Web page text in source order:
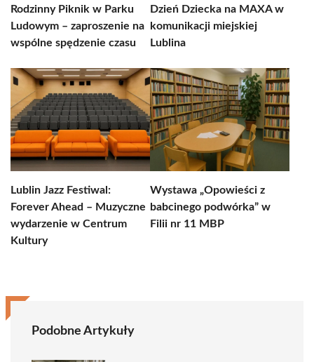
Rodzinny Piknik w Parku
Ludowym – zaproszenie na
wspólne spędzenie czasu
Dzień Dziecka na MAXA w
komunikacji miejskiej
Lublina
Lublin Jazz Festiwal:
Forever Ahead – Muzyczne
wydarzenie w Centrum
Kultury
Wystawa „Opowieści z
babcinego podwórka” w
Filii nr 11 MBP
Podobne Artykuły